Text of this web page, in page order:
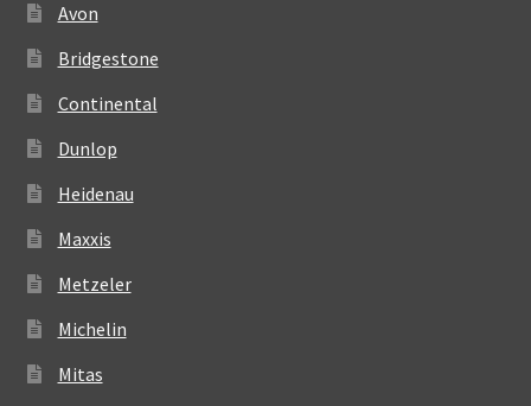
Avon
Bridgestone
Continental
Dunlop
Heidenau
Maxxis
Metzeler
Michelin
Mitas